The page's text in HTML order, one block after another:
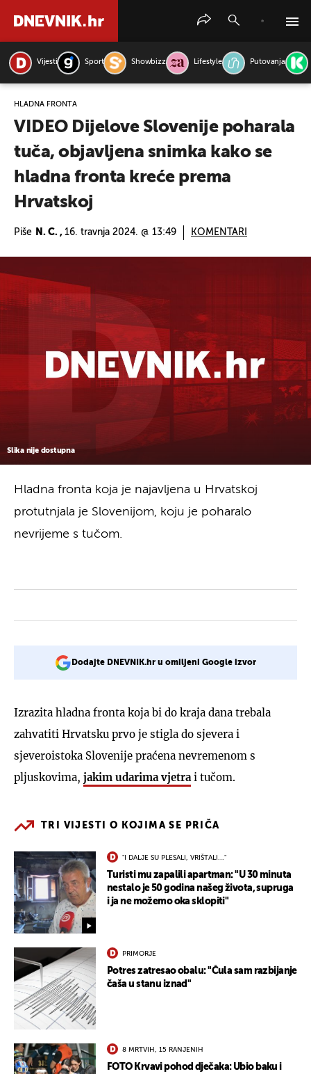
Vijesti Sport Showbizz Lifestyle Putovanja
HLADNA FRONTA
VIDEO Dijelove Slovenije poharala
tuča, objavljena snimka kako se
hladna fronta kreće prema
Hrvatskoj
Piše N. C. , 16. travnja 2024. @ 13:49 KOMENTARI
Slika nije dostupna
Hladna fronta koja je najavljena u Hrvatskoj
protutnjala je Slovenijom, koju je poharalo
nevrijeme s tučom.
Dodajte DNEVNIK.hr u omiljeni Google izvor
Izrazita hladna fronta koja bi do kraja dana trebala
zahvatiti Hrvatsku prvo je stigla do sjevera i
sjeveroistoka Slovenije praćena nevremenom s
pljuskovima, jakim udarima vjetra i tučom.
TRI VIJESTI O KOJIMA SE PRIČA
"I DALJE SU PLESALI, VRIŠTALI..."
Turisti mu zapalili apartman: "U 30 minuta
nestalo je 50 godina našeg života, supruga
i ja ne možemo oka sklopiti"
PRIMORJE
Potres zatresao obalu: "Čula sam razbijanje
čaša u stanu iznad"
8 MRTVIH, 15 RANJENIH
FOTO Krvavi pohod dječaka: Ubio baku i
PRETRAŽITE VIJESTI